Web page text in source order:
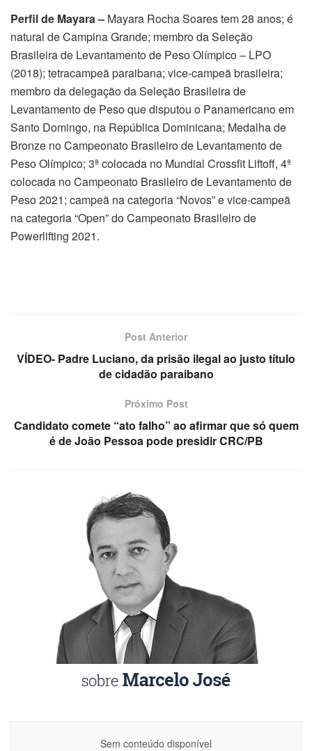
Perfil de Mayara – Mayara Rocha Soares tem 28 anos; é
natural de Campina Grande; membro da Seleção
Brasileira de Levantamento de Peso Olímpico – LPO
(2018); tetracampeã paraibana; vice-campeã brasileira;
membro da delegação da Seleção Brasileira de
Levantamento de Peso que disputou o Panamericano em
Santo Domingo, na República Dominicana; Medalha de
Bronze no Campeonato Brasileiro de Levantamento de
Peso Olímpico; 3ª colocada no Mundial Crossfit Liftoff, 4ª
colocada no Campeonato Brasileiro de Levantamento de
Peso 2021; campeã na categoria “Novos” e vice-campeã
na categoria “Open” do Campeonato Brasileiro de
Powerlifting 2021.
Post Anterior
VÍDEO- Padre Luciano, da prisão ilegal ao justo título
de cidadão paraibano
Próximo Post
Candidato comete “ato falho” ao afirmar que só quem
é de João Pessoa pode presidir CRC/PB
Sem conteúdo disponível